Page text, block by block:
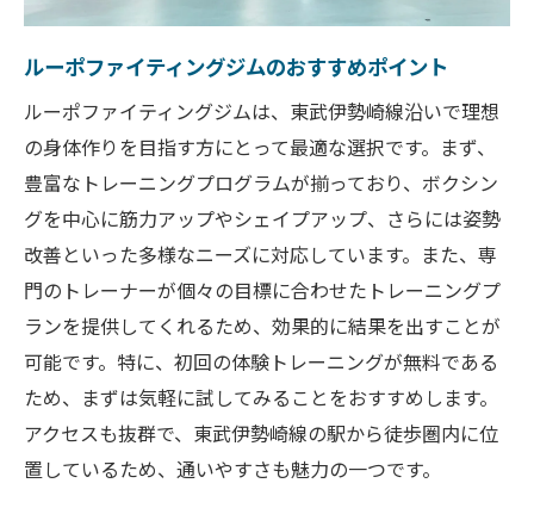
継続するためのモチベーションの保ち方
効果的なトレーニングスケジュールの作り
方
トレーニングの効果を最大限に引き出す方
法
ルーポファイティングジムでの成功事例
ルーポファイティングジムのおすすめポイント
ルーポファイティングジムは、東武伊勢崎線沿いで理想
の身体作りを目指す方にとって最適な選択です。まず、
豊富なトレーニングプログラムが揃っており、ボクシン
グを中心に筋力アップやシェイプアップ、さらには姿勢
改善といった多様なニーズに対応しています。また、専
門のトレーナーが個々の目標に合わせたトレーニングプ
ランを提供してくれるため、効果的に結果を出すことが
可能です。特に、初回の体験トレーニングが無料である
ため、まずは気軽に試してみることをおすすめします。
アクセスも抜群で、東武伊勢崎線の駅から徒歩圏内に位
置しているため、通いやすさも魅力の一つです。